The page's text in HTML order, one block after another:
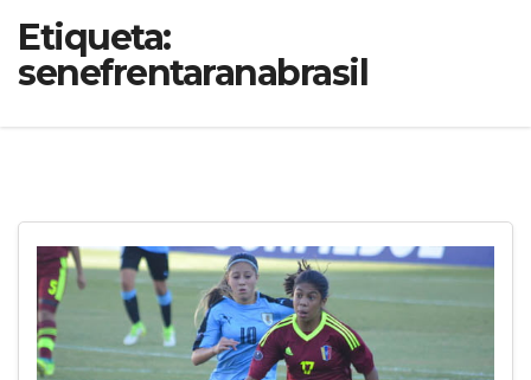
Etiqueta:
senefrentaranabrasil